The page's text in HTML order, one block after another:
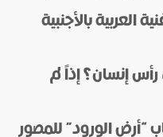
العربية بالأجنبية
إنسان؟ إذاً لم
“أرض الورود” للمصور